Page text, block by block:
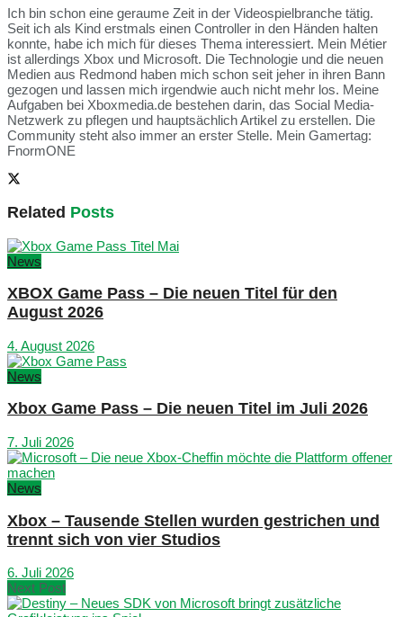
Ich bin schon eine geraume Zeit in der Videospielbranche tätig.
Seit ich als Kind erstmals einen Controller in den Händen halten
konnte, habe ich mich für dieses Thema interessiert. Mein Métier
ist allerdings Xbox und Microsoft. Die Technologie und die neuen
Medien aus Redmond haben mich schon seit jeher in ihren Bann
gezogen und lassen mich irgendwie auch nicht mehr los. Meine
Aufgaben bei Xboxmedia.de bestehen darin, das Social Media-
Netzwerk zu pflegen und hauptsächlich Artikel zu erstellen. Die
Community steht also immer an erster Stelle. Mein Gamertag:
FnormONE
Related Posts
News
XBOX Game Pass – Die neuen Titel für den
August 2026
4. August 2026
News
Xbox Game Pass – Die neuen Titel im Juli 2026
7. Juli 2026
News
Xbox – Tausende Stellen wurden gestrichen und
trennt sich von vier Studios
6. Juli 2026
Next Post